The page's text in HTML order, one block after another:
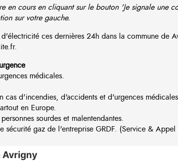
en cours en cliquant sur le bouton 'Je signale une
sur votre gauche.
ces dernières 24h dans la commune de
médicales.
cas d'incendies, d'accidents et d'urgences
en Europe.
sourdes et malentendantes.
gaz de l'entreprise GRDF. (Service & Appel
Avrigny